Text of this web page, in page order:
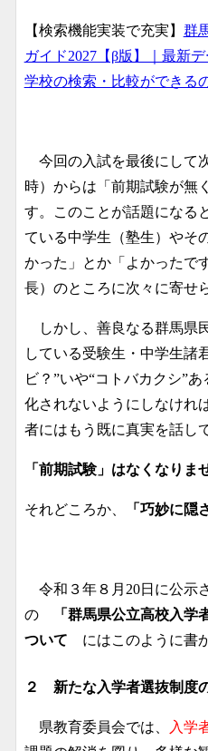
【検索機能実装で充実】 群
ガイド2027【β版】｜最新
学校の検索・比較ができる
今回の入試を最後にして
時）からは「前期試験が無
す。このことが話題になる
ている中学生（塾生）やそ
かった」とか「よかったで
長）のところに次々に寄せ
しかし、善良なる群馬県
している受験生・中学生諸
ビ？”いや“コトバカクシ”
化されないようにしなけれ
者にはもう既に真実を話し
「前期試験」はなくなりま
それどころか、 「巧妙に隠
令和３年８月20日に公示
の
「群馬県公立高校入学
ついて
にはこのように書
２ 新たな入学者選抜制度
県教育委員会では、 入学